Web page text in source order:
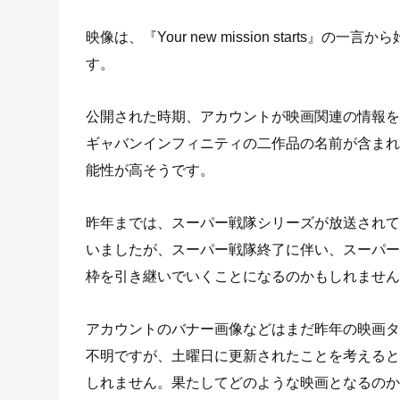
映像は、『Your new mission starts』の一言か
す。
公開された時期、アカウントが映画関連の情報
ギャバンインフィニティの二作品の名前が含ま
能性が高そうです。
昨年までは、スーパー戦隊シリーズが放送され
いましたが、スーパー戦隊終了に伴い、スーパ
枠を引き継いでいくことになるのかもしれませ
アカウントのバナー画像などはまだ昨年の映画
不明ですが、土曜日に更新されたことを考える
しれません。果たしてどのような映画となるの